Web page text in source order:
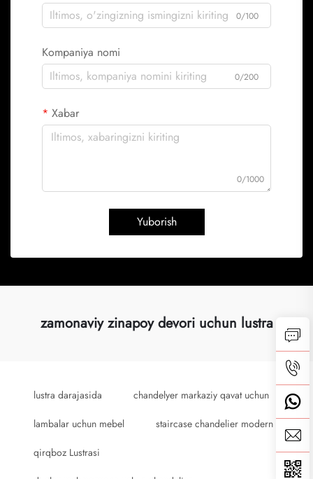
0/100
Kompaniya nomi
0/200
Xabar
0/1000
Yuborish
zamonaviy zinapoy devori uchun lustra
lustra darajasida chandelyer markaziy qavat uchun
lambalar uchun mebel staircase chandelier modern
qirqboz Lustrasi